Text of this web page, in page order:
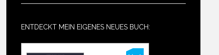
ENTDECKT MEIN EIGENES NEUES BUCH: